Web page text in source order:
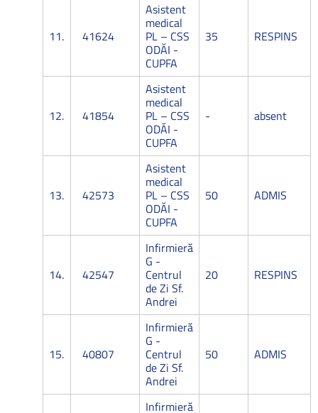
11. 41624
Asistent
medical
PL – CSS
ODĂI -
CUPFA
35 RESPINS
12. 41854
Asistent
medical
PL – CSS
ODĂI -
CUPFA
- absent
13. 42573
Asistent
medical
PL – CSS
ODĂI -
CUPFA
50 ADMIS
14. 42547
Infirmieră
G -
Centrul
de Zi Sf.
Andrei
20 RESPINS
15. 40807
Infirmieră
G -
Centrul
de Zi Sf.
Andrei
50 ADMIS
Infirmieră